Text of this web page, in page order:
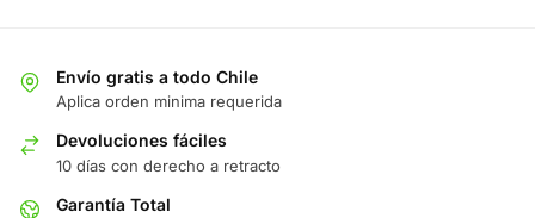
Envío gratis a todo Chile
Aplica orden minima requerida
Devoluciones fáciles
10 días con derecho a retracto
Garantía Total